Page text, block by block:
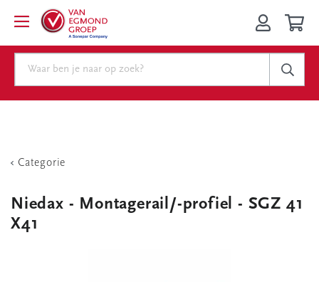
Categorie
Niedax - Montagerail/-profiel - SGZ 41
X41